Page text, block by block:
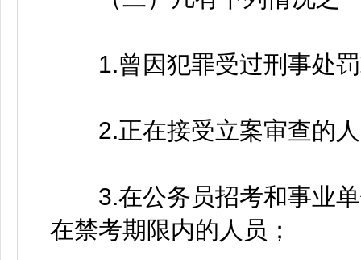
1.曾因犯罪受过刑事处罚
2.正在接受立案审查的人
3.在公务员招考和事业单
在禁考期限内的人员；